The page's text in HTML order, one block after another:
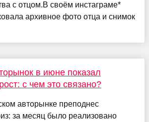
с отцом.В своём инстаграме*
архивное фото отца и снимок
в июне показал
с чем это связано?
авторынке преподнес
за месяц было реализовано